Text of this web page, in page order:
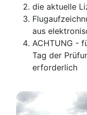
die aktuelle
aus
ACHTUNG -
Tag der
erforderlich